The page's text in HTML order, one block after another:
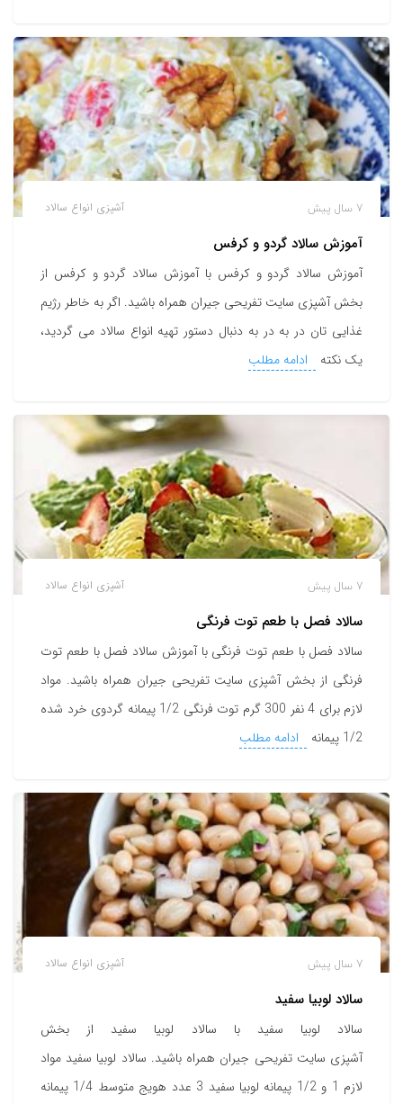
آشپزی انواع سالاد 7 سال پیش
آموزش سالاد گردو و کرفس
آموزش سالاد گردو و کرفس با آموزش سالاد گردو و کرفس از
بخش آشپزی سایت تفریحی جیران همراه باشید. اگر به خاطر رژیم
غذایی تان در به در به دنبال دستور تهیه انواع سالاد می گردید،
یک نکته
ادامه مطلب
آشپزی انواع سالاد 7 سال پیش
سالاد فصل با طعم توت فرنگی
سالاد فصل با طعم توت فرنگی با آموزش سالاد فصل با طعم توت
فرنگی از بخش آشپزی سایت تفریحی جیران همراه باشید. مواد
لازم برای 4 نفر 300 گرم توت فرنگی 1/2 پیمانه گردوی خرد شده
1/2 پیمانه
ادامه مطلب
آشپزی انواع سالاد 7 سال پیش
سالاد لوبیا سفید
سالاد لوبیا سفید با سالاد لوبیا سفید از بخش
آشپزی سایت تفریحی جیران همراه باشید. سالاد لوبیا سفید مواد
لازم 1 و 1/2 پیمانه لوبیا سفید 3 عدد هویج متوسط 1/4 پیمانه